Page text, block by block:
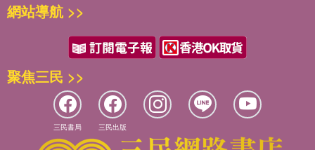
網站導航 >>
聚焦三民 >>
三民書局 三民出版